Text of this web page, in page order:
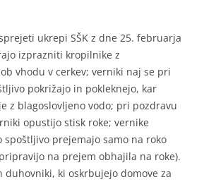
ukrepi SŠK z dne 25. februarja
izprazniti kropilnike z
vhodu v cerkev; verniki naj se pri
pokrižajo in pokleknejo, kar
z blagoslovljeno vodo; pri pozdravu
opustijo stisk roke; vernike
prejemajo samo na roko
na prejem obhajila na roke).
duhovniki, ki oskrbujejo domove za